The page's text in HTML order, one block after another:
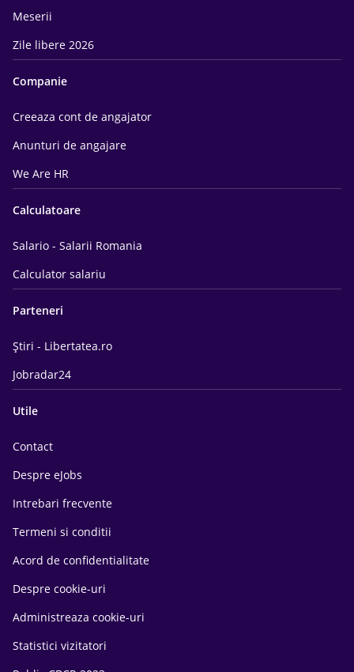
Meserii
Zile libere 2026
Companie
Creeaza cont de angajator
Anunturi de angajare
We Are HR
Calculatoare
Salario - Salarii Romania
Calculator salariu
Parteneri
Știri - Libertatea.ro
Jobradar24
Utile
Contact
Despre eJobs
Intrebari frecvente
Termeni si conditii
Acord de confidentialitate
Despre cookie-uri
Administreaza cookie-uri
Statistici vizitatori